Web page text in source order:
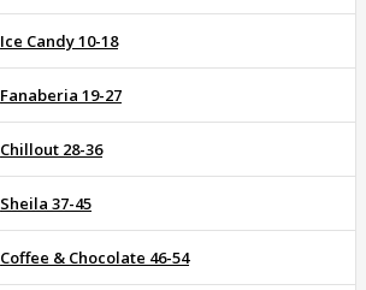
Ice Candy 10-18
Fanaberia 19-27
Chillout 28-36
Sheila 37-45
Coffee & Chocolate 46-54